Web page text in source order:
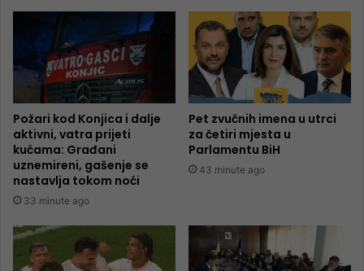
Požari kod Konjica i dalje
aktivni, vatra prijeti
kućama: Građani
uznemireni, gašenje se
nastavlja tokom noći
33 minute ago
Pet zvučnih imena u utrci
za četiri mjesta u
Parlamentu BiH
43 minute ago